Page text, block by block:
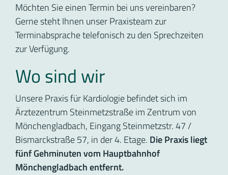
Möchten Sie einen Termin bei uns vereinbaren?
Gerne steht Ihnen unser Praxisteam zur
Terminabsprache telefonisch zu den Sprechzeiten
zur Verfügung.
Wo sind wir
Unsere Praxis für Kardiologie befindet sich im
Ärztezentrum Steinmetzstraße im Zentrum von
Mönchengladbach, Eingang Steinmetzstr. 47 /
Bismarckstraße 57, in der 4. Etage. Die Praxis liegt
fünf Gehminuten vom Hauptbahnhof
Mönchengladbach entfernt.